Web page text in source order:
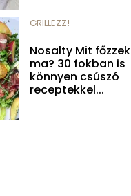
GRILLEZZ!
Nosalty Mit főzzek
ma? 30 fokban is
könnyen csúszó
receptekkel...